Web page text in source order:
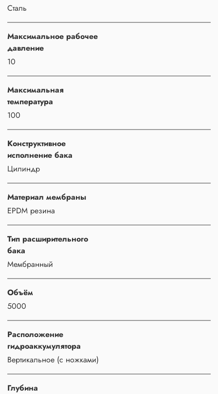
Сталь
Максимальное рабочее
давление
10
Максимальная
температура
100
Конструктивное
исполнение бака
Цилиндр
Материал мембраны
EPDM резина
Тип расширительного
бака
Мембранный
Объём
5000
Расположение
гидроаккумулятора
Вертикальное (с ножками)
Глубина